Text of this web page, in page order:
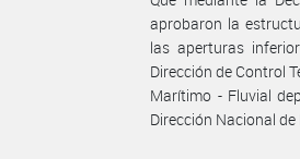
aprobaron la
las aperturas
Dirección de Control
Marítimo - Fluvial
Dirección Nacional